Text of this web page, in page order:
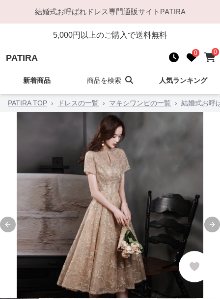
結婚式お呼ばれドレス専門通販サイト PATIRA
5,000円以上のご購入で送料無料
PATIRA 0 0
新着商品 商品を検索 人気ランキング
PATIRA TOP › ドレスの一覧 › マキシワンピの一覧 › 結婚式お呼
Previous slide